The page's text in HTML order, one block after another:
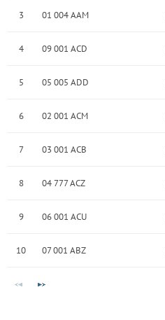
3 01 004 AAM
4 09 001 ACD
5 05 005 ADD
6 02 001 ACM
7 03 001 ACB
8 04 777 ACZ
9 06 001 ACU
10 07 001 ABZ